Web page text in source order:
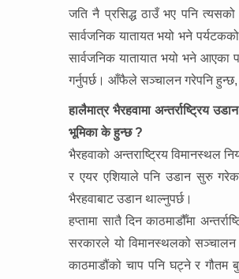
जति नै प्रसिद्ध ठाउँ भए पनि
सार्वजनिक यातायत भयो भने
सार्वजनिक यातायात भयो भने
गर्नुपर्छ। आँफैले सञ्चालन गरेपनि हुन्छ,
हालैमात्र भैरहवामा अन्तर्राष्ट्रिय
भूमिका के हुन्छ ?
भैरहवाको अन्तराष्ट्रिय विमानस्थल
र एयर एशियाले पनि उडान सुरु
भैरहवाबाट उडान थाल्नुपर्छ।
हप्तामा सातै दिन काठमाडौँमा
सरकारले यो विमानस्थलको सञ्चालन
काठमाडौंको चाप पनि घट्ने र गौतम